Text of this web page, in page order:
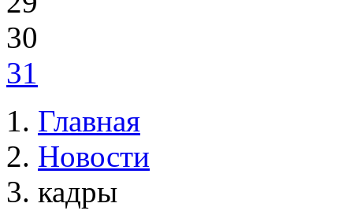
30
31
Главная
Новости
кадры